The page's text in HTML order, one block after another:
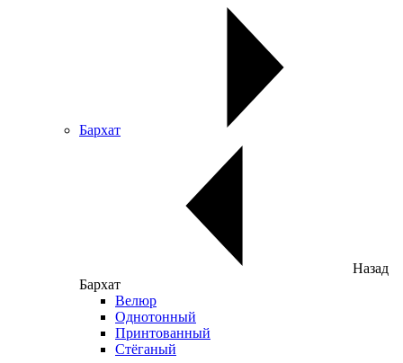
Бархат
Назад
Бархат
Велюр
Однотонный
Принтованный
Стёганый